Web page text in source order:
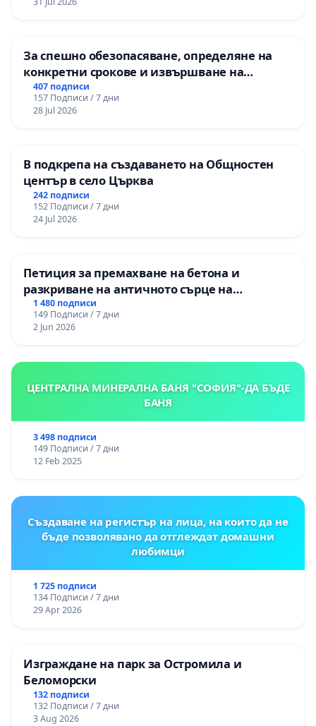
За спешно обезопасяване, определяне на
конкретни срокове и извършване на
цялостна рехабилитация на
републиканския път между пътен възел АМ
„Тракия“ - гр. Ихтиман - с. Мирово - к.к.
407 подписи
157 Подписи / 7 дни
28 Jul 2026
В подкрепа на създаването на Общностен
център в село Църква
242 подписи
152 Подписи / 7 дни
24 Jul 2026
Петиция за премахване на бетона и
разкриване на античното сърце на
Могиланската могила във Враца
1 480 подписи
149 Подписи / 7 дни
2 Jun 2026
ЦЕНТРАЛНА МИНЕРАЛНА БАНЯ "СОФИЯ"-ДА БЪДЕ
БАНЯ
3 498 подписи
149 Подписи / 7 дни
12 Feb 2025
Създаване на регистър на лица, на които да не
бъде позволявано да отглеждат домашни
любимци
1 725 подписи
134 Подписи / 7 дни
29 Apr 2026
Изграждане на парк за Остромила и
Беломорски
132 подписи
132 Подписи / 7 дни
3 Aug 2026